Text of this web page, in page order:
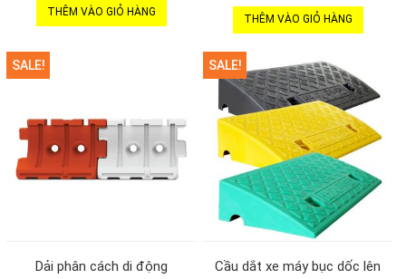
THÊM VÀO GIỎ HÀNG
THÊM VÀO GIỎ HÀNG
SALE!
Dải phân cách di động
SALE!
Cầu dắt xe máy bục dốc lên